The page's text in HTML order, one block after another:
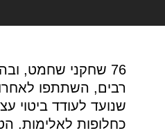
76 שחקני שחמט,
רבים, השתתפו
שנועד לעודד ביטוי
כחלופות לאלימות.